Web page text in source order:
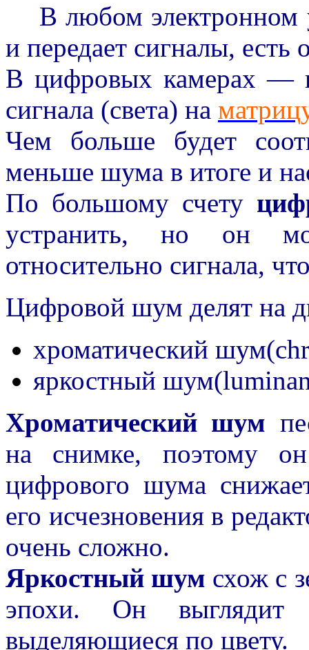
В любом электронном
и передает сигналы,
В цифровых камерах —
сигнала (света) на
Чем больше будет
меньше шума в итоге и
По большому счету
устранить, но он
относительно сигнала,
Цифровой шум делят на
хроматический
яркостный
Хроматический шум
на снимке, поэтому
цифрового шума
его исчезновения в
очень сложно.
Яркостный шум схож с
эпохи. Он выглядит
выделяющиеся по цвету.